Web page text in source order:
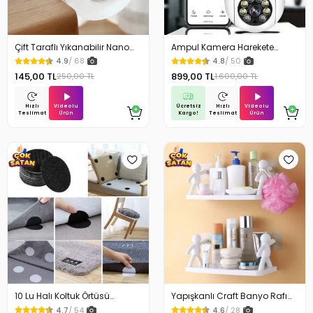
Çift Taraflı Yıkanabilir Nano
Teknoloji Bant 3 mt
4.9/ 68
145,00 TL250,00 TL
Hızlı
Teslimat
Videolu
Ürün
Ampul Kamera Harekete
Duyarlı Gece Görüşlü
4.8/ 50
899,00 TL1.600,00 TL
Ücretsiz
Kargo!
Hızlı
Teslimat
Videolu
Ürün
10 Lu Halı Koltuk Örtüsü
Kaydırmaz Cırtlı Pad
4.7/ 54
Yapışkanlı Craft Banyo Rafı
Organizer 1 Adet
4.6/ 28